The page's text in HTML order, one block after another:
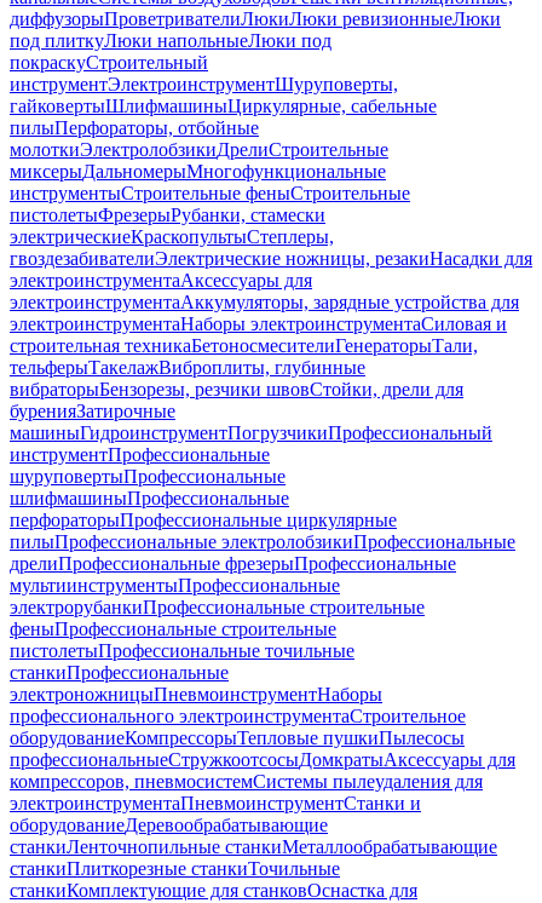
диффузорыПроветривателиЛюкиЛюки ревизионныеЛюки
под плиткуЛюки напольныеЛюки под
покраскуСтроительный
инструментЭлектроинструментШуруповерты,
гайковертыШлифмашиныЦиркулярные, сабельные
пилыПерфораторы, отбойные
молоткиЭлектролобзикиДрелиСтроительные
миксерыДальномерыМногофункциональные
инструментыСтроительные феныСтроительные
пистолетыФрезерыРубанки, стамески
электрическиеКраскопультыСтеплеры,
гвоздезабивателиЭлектрические ножницы, резакиНасадки для
электроинструментаАксессуары для
электроинструментаАккумуляторы, зарядные устройства для
электроинструментаНаборы электроинструментаСиловая и
строительная техникаБетоносмесителиГенераторыТали,
тельферыТакелажВиброплиты, глубинные
вибраторыБензорезы, резчики швовСтойки, дрели для
буренияЗатирочные
машиныГидроинструментПогрузчикиПрофессиональный
инструментПрофессиональные
шуруповертыПрофессиональные
шлифмашиныПрофессиональные
перфораторыПрофессиональные циркулярные
пилыПрофессиональные электролобзикиПрофессиональные
дрелиПрофессиональные фрезерыПрофессиональные
мультиинструментыПрофессиональные
электрорубанкиПрофессиональные строительные
феныПрофессиональные строительные
пистолетыПрофессиональные точильные
станкиПрофессиональные
электроножницыПневмоинструментНаборы
профессионального электроинструментаСтроительное
оборудованиеКомпрессорыТепловые пушкиПылесосы
профессиональныеСтружкоотсосыДомкратыАксессуары для
компрессоров, пневмосистемСистемы пылеудаления для
электроинструментаПневмоинструментСтанки и
оборудованиеДеревообрабатывающие
станкиЛенточнопильные станкиМеталлообрабатывающие
станкиПлиткорезные станкиТочильные
станкиКомплектующие для станковОснастка для